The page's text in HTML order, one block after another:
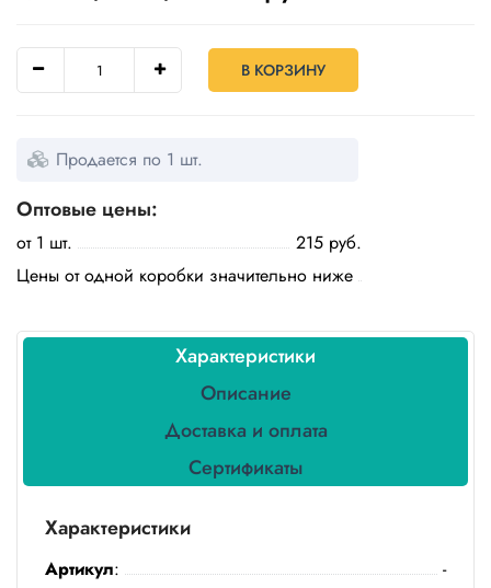
Товары
для
кулинарии
и
Пленка
Бытовая
Скатерти
В КОРЗИНУ
Продается по 1 шт.
Оптовые цены:
от 1 шт.
215 руб.
Цены от одной коробки значительно ниже
Характеристики
Описание
Доставка и оплата
Сертификаты
Характеристики
Артикул:
-